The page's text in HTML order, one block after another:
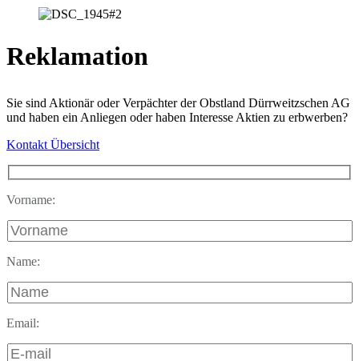
Reklamation
Sie sind Aktionär oder Verpächter der Obstland Dürrweitzschen AG
und haben ein Anliegen oder haben Interesse Aktien zu erbwerben?
Kontakt Übersicht
Vorname:
Name:
Email: